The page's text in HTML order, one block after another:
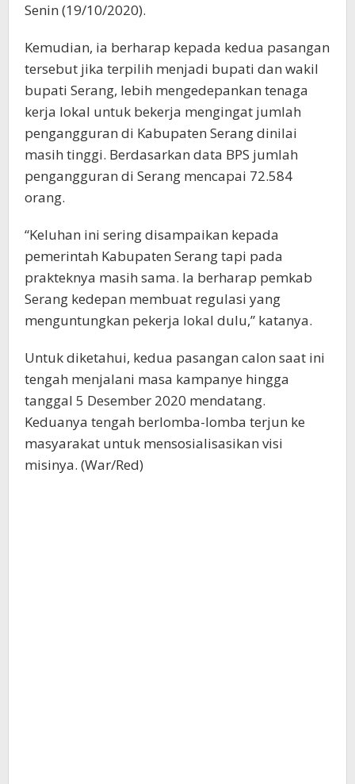
Senin (19/10/2020).
Kemudian, ia berharap kepada kedua pasangan
tersebut jika terpilih menjadi bupati dan wakil
bupati Serang, lebih mengedepankan tenaga
kerja lokal untuk bekerja mengingat jumlah
pengangguran di Kabupaten Serang dinilai
masih tinggi. Berdasarkan data BPS jumlah
pengangguran di Serang mencapai 72.584
orang.
“Keluhan ini sering disampaikan kepada
pemerintah Kabupaten Serang tapi pada
prakteknya masih sama. Ia berharap pemkab
Serang kedepan membuat regulasi yang
menguntungkan pekerja lokal dulu,” katanya.
Untuk diketahui, kedua pasangan calon saat ini
tengah menjalani masa kampanye hingga
tanggal 5 Desember 2020 mendatang.
Keduanya tengah berlomba-lomba terjun ke
masyarakat untuk mensosialisasikan visi
misinya. (War/Red)